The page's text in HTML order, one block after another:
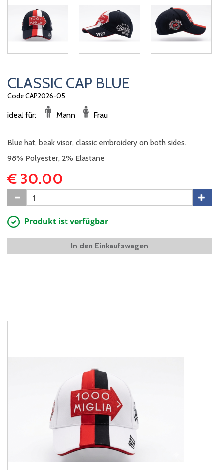
CLASSIC CAP BLUE
Code CAP2026-05
ideal für: Mann Frau
Blue hat, beak visor, classic embroidery on both sides.
98% Polyester, 2% Elastane
€ 30.00
Produkt ist verfügbar
In den Einkaufswagen